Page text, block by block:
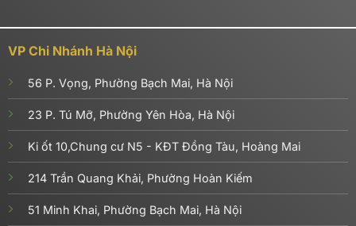
VP Chi Nhánh Hà Nội
56 P. Vọng, Phường Bạch Mai, Hà Nội
23 P. Tú Mỡ, Phường Yên Hòa, Hà Nội
Ki ốt 10,Chung cư N5 - KĐT Đồng Tàu, Hoàng Mai
214 Trần Quang Khải, Phường Hoàn Kiếm
51 Minh Khai, Phường Bạch Mai, Hà Nội